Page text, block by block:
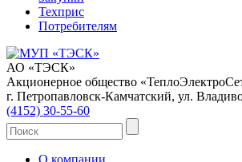
Техприс
Потребителям
АО «ТЭСК»
Акционерное общество
г. Петропавловск-Камчатский, ул.
(4152) 30-55-60
О компании